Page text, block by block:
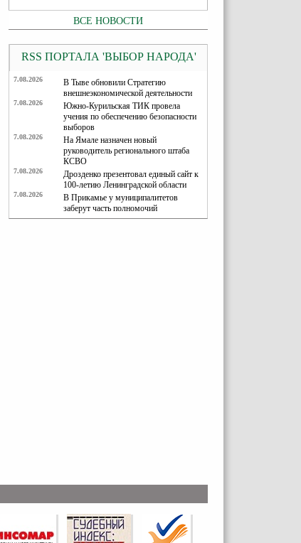
ВСЕ НОВОСТИ
RSS ПОРТАЛА 'ВЫБОР НАРОДА'
7.08.2026
В Тыве обновили Стратегию
внешнеэкономической деятельности
7.08.2026
Южно-Курильская ТИК провела
учения по обеспечению безопасности
выборов
7.08.2026
На Ямале назначен новый
руководитель регионального штаба
КСВО
7.08.2026
Дрозденко презентовал единый сайт к
100-летию Ленинградской области
7.08.2026
В Прикамье у муниципалитетов
заберут часть полномочий